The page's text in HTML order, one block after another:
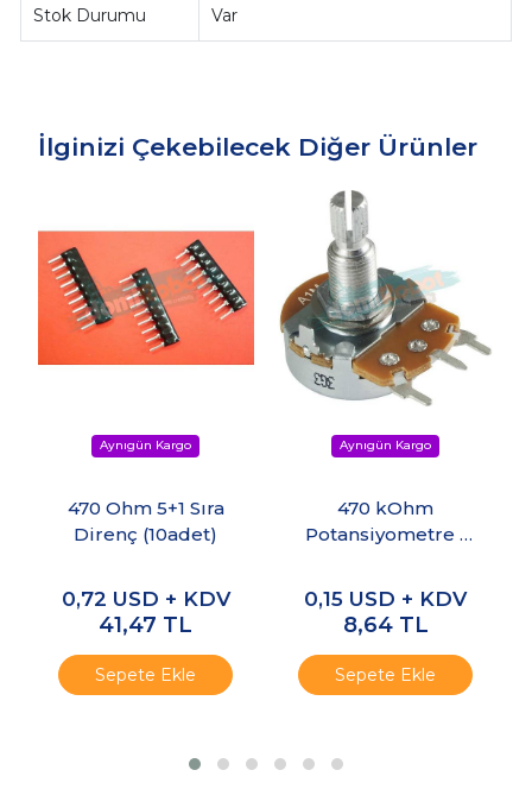
Stok Durumu Var
İlginizi Çekebilecek Diğer Ürünler
470 Ohm 5+1 Sıra
Direnç (10adet)
0,72 USD + KDV
41,47 TL
Sepete Ekle
470 kOhm
Potansiyometre -
0,15 USD + KDV
8,64 TL
Sepete Ekle